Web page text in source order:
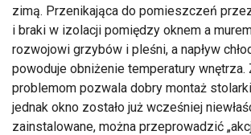
zimą. Przenikająca do pomieszczeń
i braki w izolacji pomiędzy oknem a
rozwojowi grzybów i pleśni, a napływ
powoduje obniżenie temperatury wnętrza.
problemom pozwala dobry montaż
jednak okno zostało już wcześniej
zainstalowane, można przeprowadzić